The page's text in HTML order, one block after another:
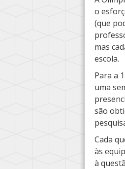
o
(que
mas
escola.
Para a
uma
são
Cada
às
à